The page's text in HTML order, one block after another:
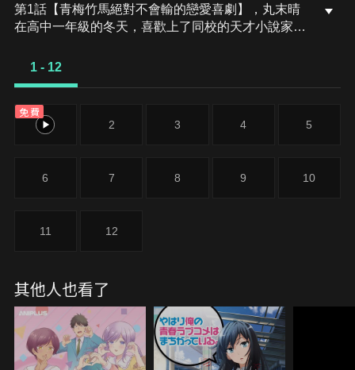
第1話【青梅竹馬絕對不會輸的戀愛喜劇】，丸末晴
在高中一年級的冬天，喜歡上了同校的天才小說家同
到只能看著時間流逝…這樣的他不但被損友哲彥取
晴因為在告白前就失戀，使得他陷入低潮當中。
1 - 12
免費
1 2 3 4 5
6 7 8 9 10
11 12
其他人也看了